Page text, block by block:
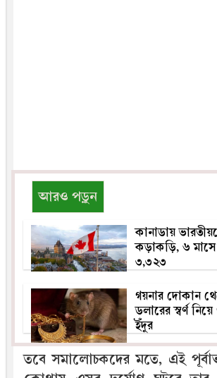
আরও পড়ুন
কানাডায়
কড়াকড়ি, ৬ মাসে
৩,৩২৩
গয়নার দোকান
ডলারের স্বর্ণ
ইঁদুর
তবে সমালোচকদের মতে, এই